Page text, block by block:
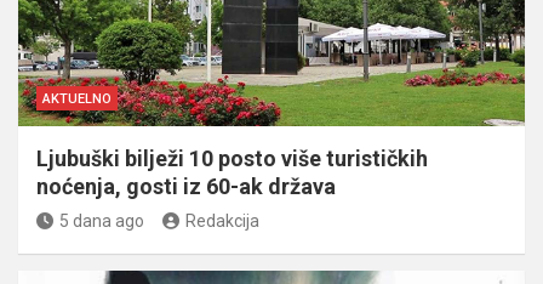
AKTUELNO
Ljubuški bilježi 10 posto više turističkih
noćenja, gosti iz 60-ak država
5 dana ago Redakcija